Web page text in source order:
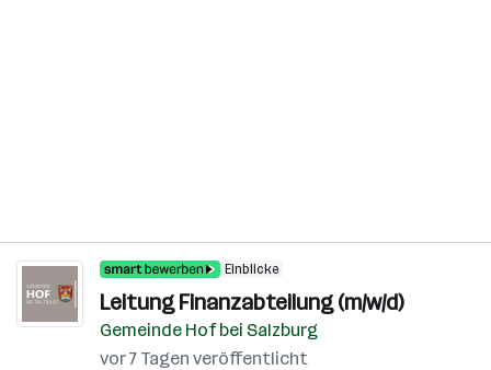
Einblicke
Leitung Finanzabteilung (m/w/d)
Gemeinde Hof bei Salzburg
vor 7 Tagen veröffentlicht